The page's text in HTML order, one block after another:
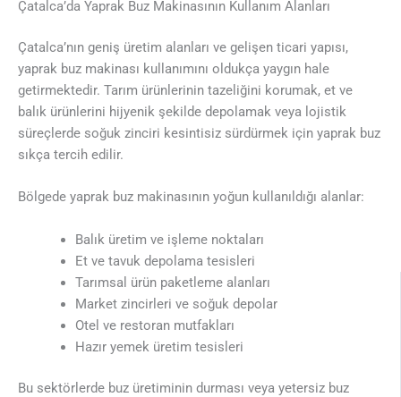
Çatalca’da Yaprak Buz Makinasının Kullanım Alanları
Çatalca’nın geniş üretim alanları ve gelişen ticari yapısı,
yaprak buz makinası kullanımını oldukça yaygın hale
getirmektedir. Tarım ürünlerinin tazeliğini korumak, et ve
balık ürünlerini hijyenik şekilde depolamak veya lojistik
süreçlerde soğuk zinciri kesintisiz sürdürmek için yaprak buz
sıkça tercih edilir.
Bölgede yaprak buz makinasının yoğun kullanıldığı alanlar:
Balık üretim ve işleme noktaları
Et ve tavuk depolama tesisleri
Tarımsal ürün paketleme alanları
Market zincirleri ve soğuk depolar
Otel ve restoran mutfakları
Hazır yemek üretim tesisleri
Bu sektörlerde buz üretiminin durması veya yetersiz buz